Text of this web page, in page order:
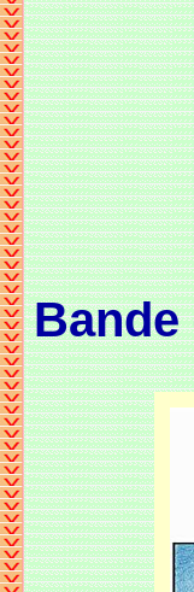
Bande